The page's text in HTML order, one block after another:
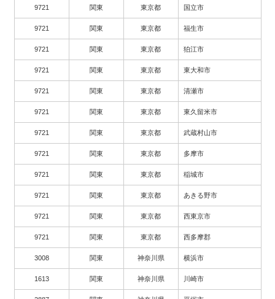
9721 関東 東京都 国立市
9721 関東 東京都 福生市
9721 関東 東京都 狛江市
9721 関東 東京都 東大和市
9721 関東 東京都 清瀬市
9721 関東 東京都 東久留米市
9721 関東 東京都 武蔵村山市
9721 関東 東京都 多摩市
9721 関東 東京都 稲城市
9721 関東 東京都 あきる野市
9721 関東 東京都 西東京市
9721 関東 東京都 西多摩郡
3008 関東 神奈川県 横浜市
1613 関東 神奈川県 川崎市